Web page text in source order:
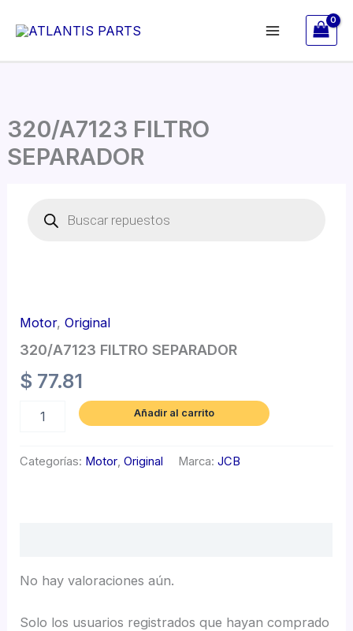
320/A7123 FILTRO
SEPARADOR
productos
Motor,Original
320/A7123 FILTRO SEPARADOR
$ 77.81
FILTRO
SEPARADOR
Añadir al carrito
Categorías: Motor,Original Marca:JCB
No hay valoraciones aún.
Solo los usuarios registrados que hayan comprado